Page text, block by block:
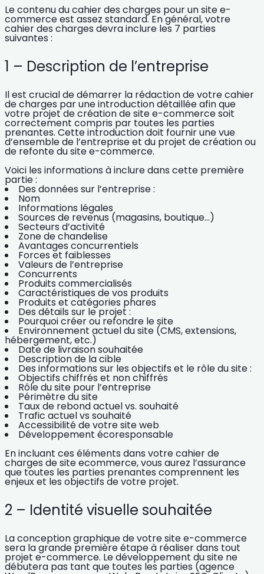
Le contenu ducahier des charges pour un site e-
commerceest assez standard. En général, votre
cahier des charges devra inclure les 7 parties
suivantes :
1 – Description de l’entreprise
Il est crucial de démarrer la rédaction de votre cahier
de charges par une introduction détaillée afin que
votre projet decréation de site e-commercesoit
correctement compris par toutes les parties
prenantes. Cette introduction doit fournir une vue
d’ensemble de l’entreprise et du projet de création ou
de refonte du site e-commerce.
Voici les informations à inclure dans cette première
partie :
Des données sur l’entreprise :
Nom
Informations légales
Sources de revenus (magasins, boutique…)
Secteurs d’activité
Zone de chandelise
Avantages concurrentiels
Forces et faiblesses
Valeurs de l’entreprise
Concurrents
Produits commercialisés
Caractéristiques de vos produits
Produits et catégories phares
Des détails sur le projet :
Pourquoi créer ou refondre le site
Environnement actuel du site (CMS, extensions,
hébergement, etc.)
Date de livraison souhaitée
Description de la cible
Des informations sur les objectifs et le rôle du site :
Objectifs chiffrés et non chiffrés
Rôle du site pour l’entreprise
Périmètre du site
Taux de rebond actuel vs. souhaité
Trafic actuel vs souhaité
Accessibilité de votre site web
Développement écoresponsable
En incluant ces éléments dans votre cahier de
charges de site ecommerce, vous aurez l’assurance
que toutes les parties prenantes comprennent les
enjeux et les objectifs de votre projet.
2 – Identité visuelle souhaitée
La conception graphique de votre site e-commerce
sera la grande première étape à réaliser dans tout
projet e-commerce. Le développement du site ne
débutera pas tant que toutes les parties (agence